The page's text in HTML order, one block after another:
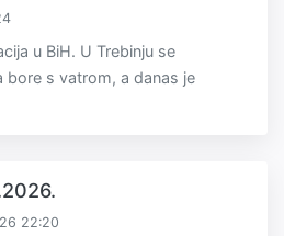
u BiH. U Trebinju se
bore s vatrom, a danas je
22:20